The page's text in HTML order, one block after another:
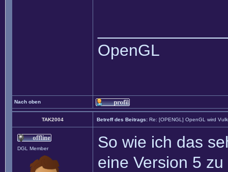
OpenGL
Nach oben
TAK2004 Betreff des Beitrags: Re: [OPENGL] OpenGL wird
DGL Member
So wie ich das
eine Version 5